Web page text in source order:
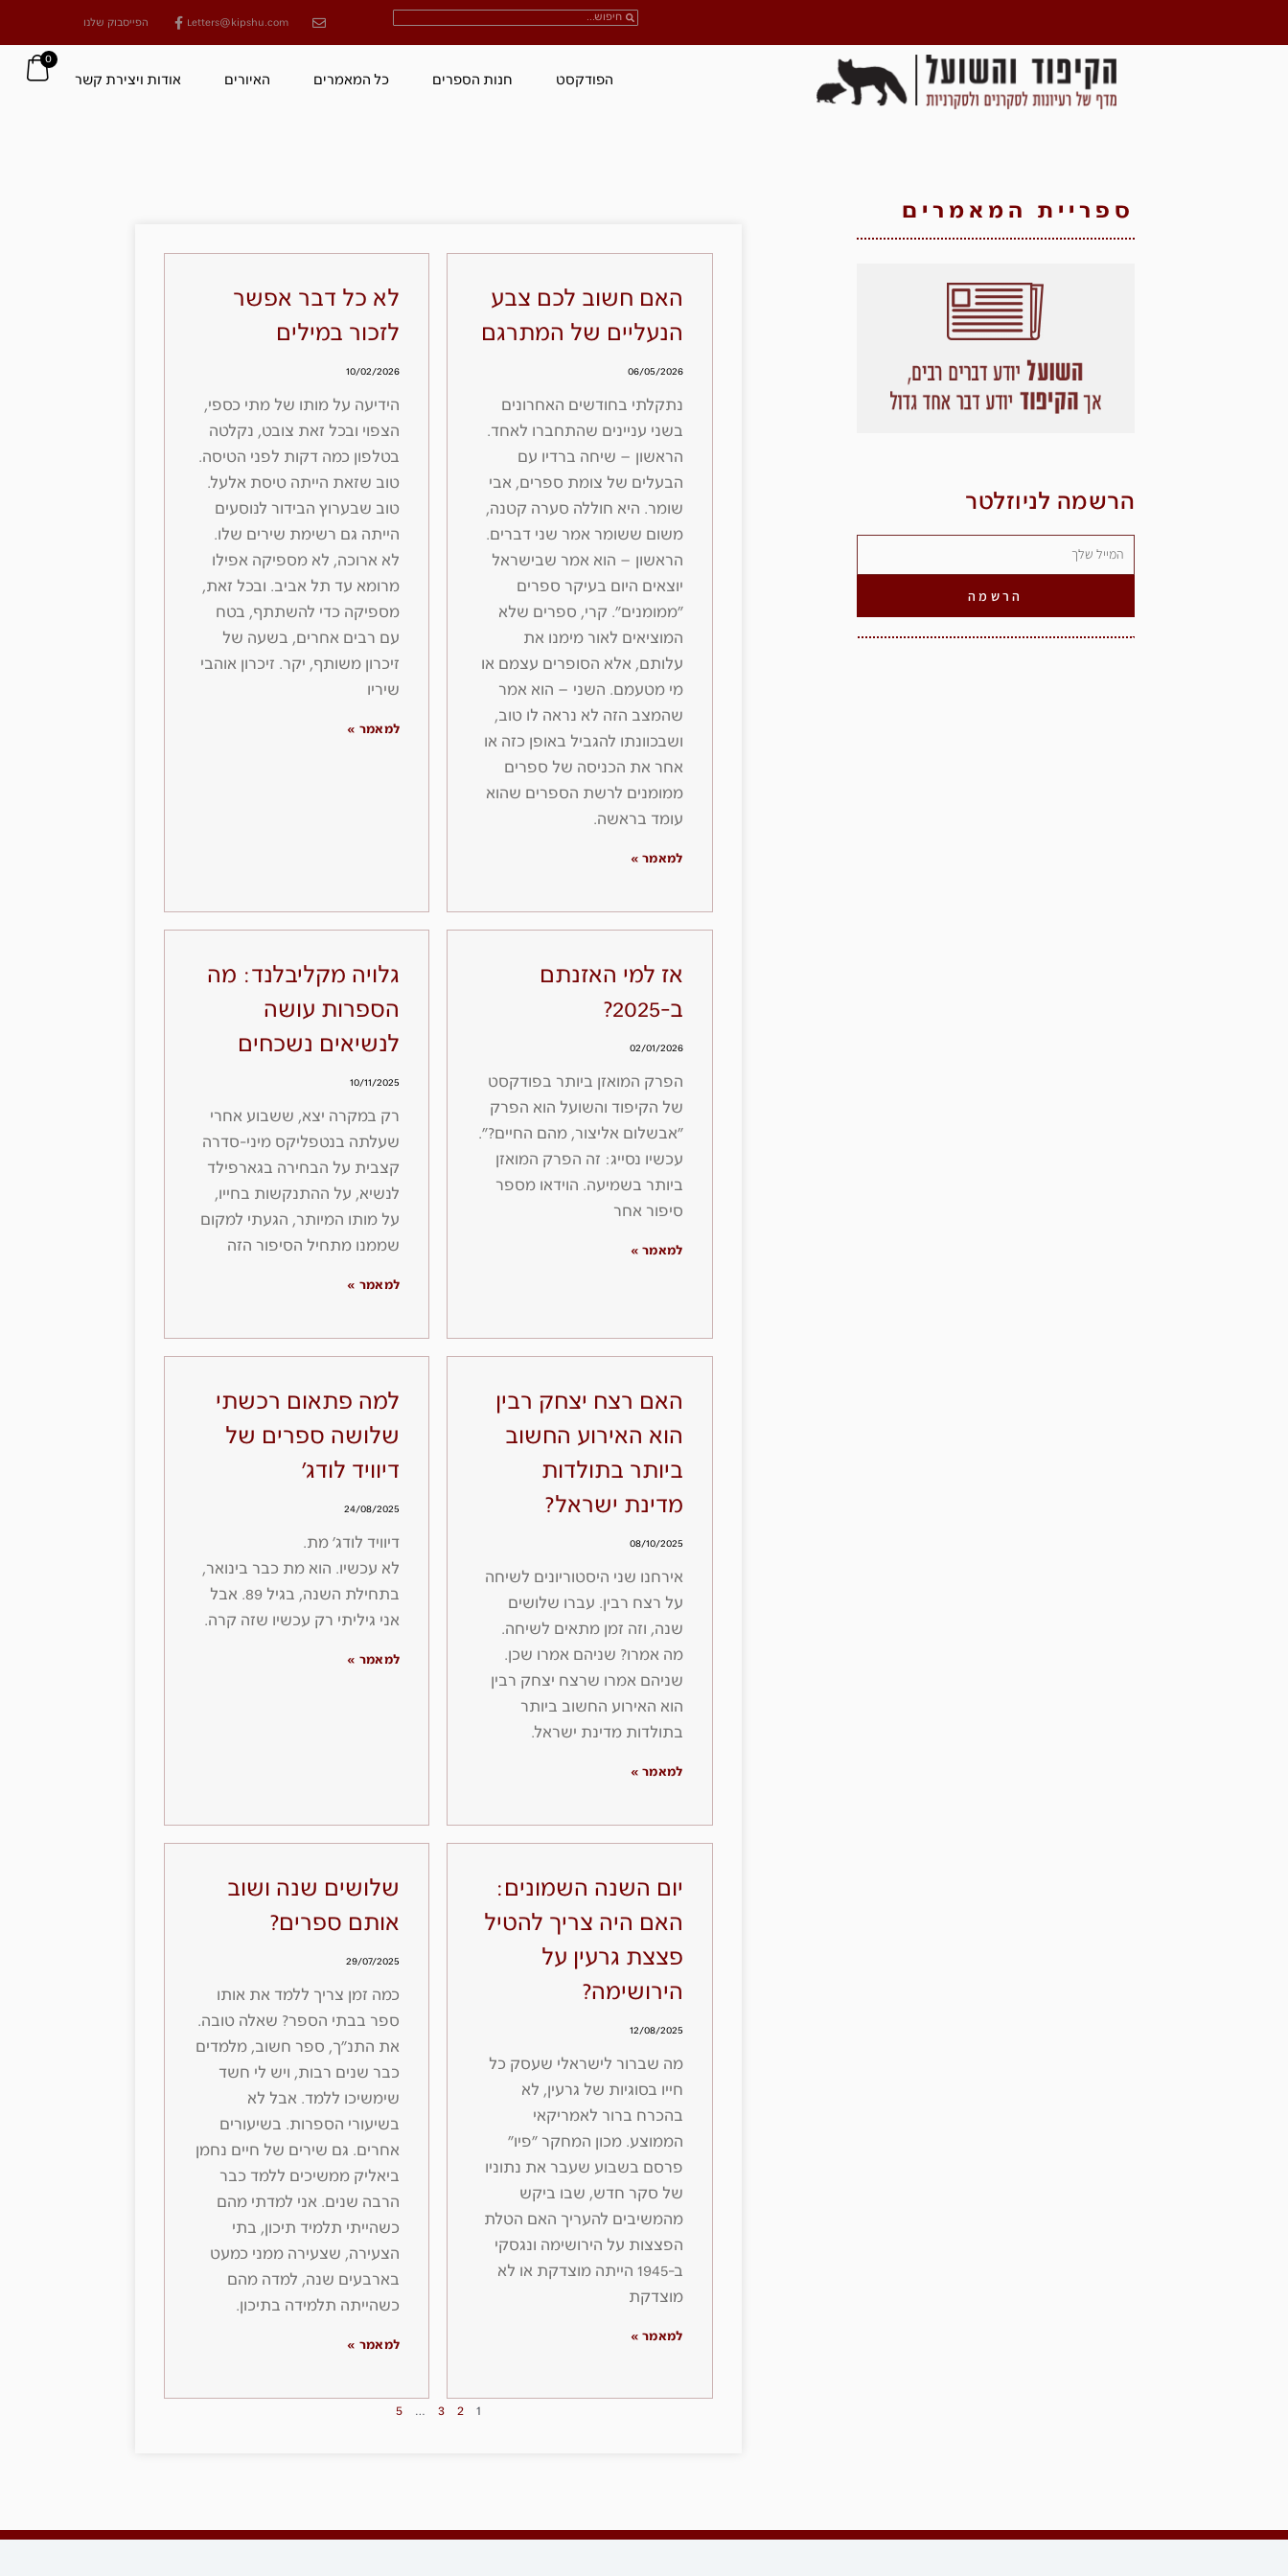
Letters@kipshu.com הפייסבוק שלנו
הפודקסט חנות הספרים כל המאמרים האיורים אודות ויצירת קשר
0
ספריית המאמרים
הרשמה לניוזלטר
הרשמה
האם חשוב לכם צבע
הנעליים של המתרגם
06/05/2026
נתקלתי בחודשים האחרונים
בשני עניינים שהתחברו לאחד.
הראשון – שיחה ברדיו עם
הבעלים של צומת ספרים, אבי
שומר. היא חוללה סערה קטנה,
משום ששומר אמר שני דברים.
הראשון – הוא אמר שבישראל
יוצאים היום בעיקר ספרים
״ממומנים״. קרי, ספרים שלא
המוציאים לאור מימנו את
עלותם, אלא הסופרים עצמם או
מי מטעמם. השני – הוא אמר
שהמצב הזה לא נראה לו טוב,
ושבכוונתו להגביל באופן כזה או
אחר את הכניסה של ספרים
ממומנים לרשת הספרים שהוא
עומד בראשה.
למאמר »
לא כל דבר אפשר
לזכור במילים
10/02/2026
הידיעה על מותו של מתי כספי,
הצפוי ובכל זאת צובט, נקלטה
בטלפון כמה דקות לפני הטיסה.
טוב שזאת הייתה טיסת אלעל.
טוב שבערוץ הבידור לנוסעים
הייתה גם רשימת שירים שלו.
לא ארוכה, לא מספיקה אפילו
מרומא עד תל אביב. ובכל זאת,
מספיקה כדי להשתתף, בטח
עם רבים אחרים, בשעה של
זיכרון משותף, יקר. זיכרון אוהבי
שיריו
למאמר »
אז למי האזנתם
ב-2025?
02/01/2026
הפרק המואזן ביותר בפודקסט
של הקיפוד והשועל הוא הפרק
״אבשלום אליצור, מהם החיים?״.
עכשיו נסייג: זה הפרק המואזן
ביותר בשמיעה. הוידאו מספר
סיפור אחר
למאמר »
גלויה מקליבלנד: מה
הספרות עושה
לנשיאים נשכחים
10/11/2025
רק במקרה יצא, ששבוע אחרי
שעלתה בנטפליקס מיני-סדרה
קצבית על הבחירה בגארפילד
לנשיא, על ההתנקשות בחייו,
על מותו המיותר, הגעתי למקום
שממנו מתחיל הסיפור הזה
למאמר »
האם רצח יצחק רבין
הוא האירוע החשוב
ביותר בתולדות
מדינת ישראל?
08/10/2025
אירחנו שני היסטוריונים לשיחה
על רצח רבין. עברו שלושים
שנה, וזה זמן מתאים לשיחה.
מה אמרו? שניהם אמרו שכן.
שניהם אמרו שרצח יצחק רבין
הוא האירוע החשוב ביותר
בתולדות מדינת ישראל.
למאמר »
למה פתאום רכשתי
שלושה ספרים של
דיוויד לודג׳
24/08/2025
דיוויד לודג׳ מת.
לא עכשיו. הוא מת כבר בינואר,
בתחילת השנה, בגיל 89. אבל
אני גיליתי רק עכשיו שזה קרה.
למאמר »
יום השנה השמונים:
האם היה צריך להטיל
פצצת גרעין על
הירושימה?
12/08/2025
מה שברור לישראלי שעסק כל
חייו בסוגיות של גרעין, לא
בהכרח ברור לאמריקאי
הממוצע. מכון המחקר ״פיו״
פרסם בשבוע שעבר את נתוניו
של סקר חדש, שבו ביקש
מהמשיבים להעריך האם הטלת
הפצצות על הירושימה ונגסקי
ב-1945 הייתה מוצדקת או לא
מוצדקת
למאמר »
שלושים שנה ושוב
אותם ספרים?
29/07/2025
כמה זמן צריך ללמד את אותו
ספר בבתי הספר? שאלה טובה.
את התנ״ך, ספר חשוב, מלמדים
כבר שנים רבות, ויש לי חשד
שימשיכו ללמד. אבל לא
בשיעורי הספרות. בשיעורים
אחרים. גם שירים של חיים נחמן
ביאליק ממשיכים ללמד כבר
הרבה שנים. אני למדתי מהם
כשהייתי תלמיד תיכון, בתי
הצעירה, שצעירה ממני כמעט
בארבעים שנה, למדה מהם
כשהייתה תלמידה בתיכון.
למאמר »
1
2
3
…
5